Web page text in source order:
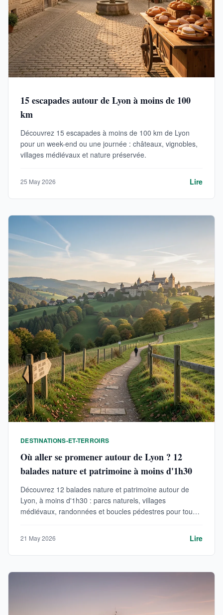
15 escapades autour de Lyon à moins de 100
km
Découvrez 15 escapades à moins de 100 km de Lyon
pour un week-end ou une journée : châteaux, vignobles,
villages médiévaux et nature préservée.
25 May 2026 Lire
DESTINATIONS-ET-TERROIRS
Où aller se promener autour de Lyon ? 12
balades nature et patrimoine à moins d'1h30
Découvrez 12 balades nature et patrimoine autour de
Lyon, à moins d'1h30 : parcs naturels, villages
médiévaux, randonnées et boucles pédestres pour tous
21 May 2026 Lire